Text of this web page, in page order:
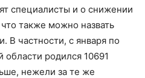
специалисты и о снижении
также можно назвать
В частности, с января по
области родился 10691
нежели за те же